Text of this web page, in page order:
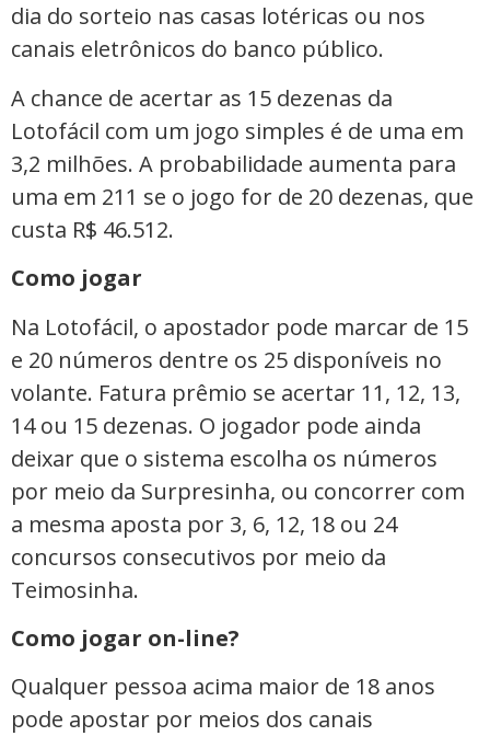
dia do sorteio nas casas lotéricas ou nos
canais eletrônicos do banco público.
A chance de acertar as 15 dezenas da
Lotofácil com um jogo simples é de uma em
3,2 milhões. A probabilidade aumenta para
uma em 211 se o jogo for de 20 dezenas, que
custa R$ 46.512.
Como jogar
Na Lotofácil, o apostador pode marcar de 15
e 20 números dentre os 25 disponíveis no
volante. Fatura prêmio se acertar 11, 12, 13,
14 ou 15 dezenas. O jogador pode ainda
deixar que o sistema escolha os números
por meio da Surpresinha, ou concorrer com
a mesma aposta por 3, 6, 12, 18 ou 24
concursos consecutivos por meio da
Teimosinha.
Como jogar on-line?
Qualquer pessoa acima maior de 18 anos
pode apostar por meios dos canais